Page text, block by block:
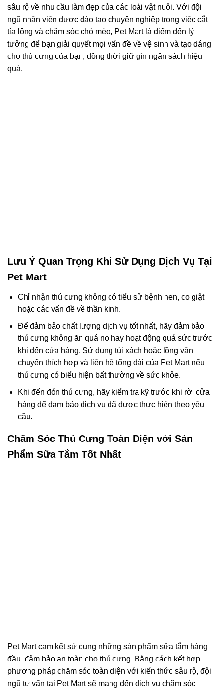
sâu rộ về nhu cầu làm đẹp của các loài vật nuôi. Với đội
ngũ nhân viên được đào tạo chuyên nghiệp trong việc cắt
tỉa lông và chăm sóc chó mèo, Pet Mart là điểm đến lý
tưởng để bạn giải quyết mọi vấn đề về vệ sinh và tạo dáng
cho thú cưng của bạn, đồng thời giữ gìn ngân sách hiệu
quả.
Lưu Ý Quan Trọng Khi Sử Dụng Dịch Vụ Tại
Pet Mart
Chỉ nhận thú cưng không có tiểu sử bệnh hen, co giật
hoặc các vấn đề về thần kinh.
Để đảm bảo chất lượng dịch vụ tốt nhất, hãy đảm bảo
thú cưng không ăn quá no hay hoạt động quá sức trước
khi đến cửa hàng. Sử dụng túi xách hoặc lồng vận
chuyển thích hợp và liên hệ tổng đài của Pet Mart nếu
thú cưng có biểu hiện bất thường về sức khỏe.
Khi đến đón thú cưng, hãy kiểm tra kỹ trước khi rời cửa
hàng để đảm bảo dịch vụ đã được thực hiện theo yêu
cầu.
Chăm Sóc Thú Cưng Toàn Diện với Sản
Phẩm Sữa Tắm Tốt Nhất
Pet Mart cam kết sử dụng những sản phẩm sữa tắm hàng
đầu, đảm bảo an toàn cho thú cưng. Bằng cách kết hợp
phương pháp chăm sóc toàn diện với kiến thức sâu rộ, đội
ngũ tư vấn tại Pet Mart sẽ mang đến dịch vụ chăm sóc